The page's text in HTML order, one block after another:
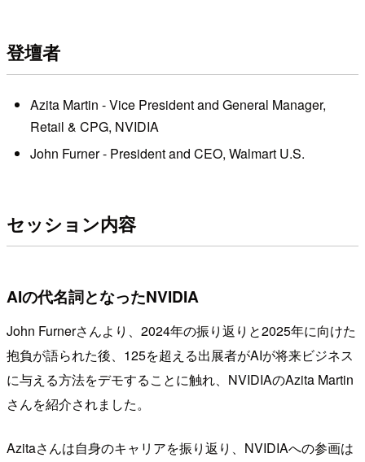
登壇者
Azita Martin - Vice President and General Manager,
Retail & CPG, NVIDIA
John Furner - President and CEO, Walmart U.S.
セッション内容
AIの代名詞となったNVIDIA
John Furnerさんより、2024年の振り返りと2025年に向けた
抱負が語られた後、125を超える出展者がAIが将来ビジネス
に与える方法をデモすることに触れ、NVIDIAのAzita Martin
さんを紹介されました。
Azitaさんは自身のキャリアを振り返り、NVIDIAへの参画は